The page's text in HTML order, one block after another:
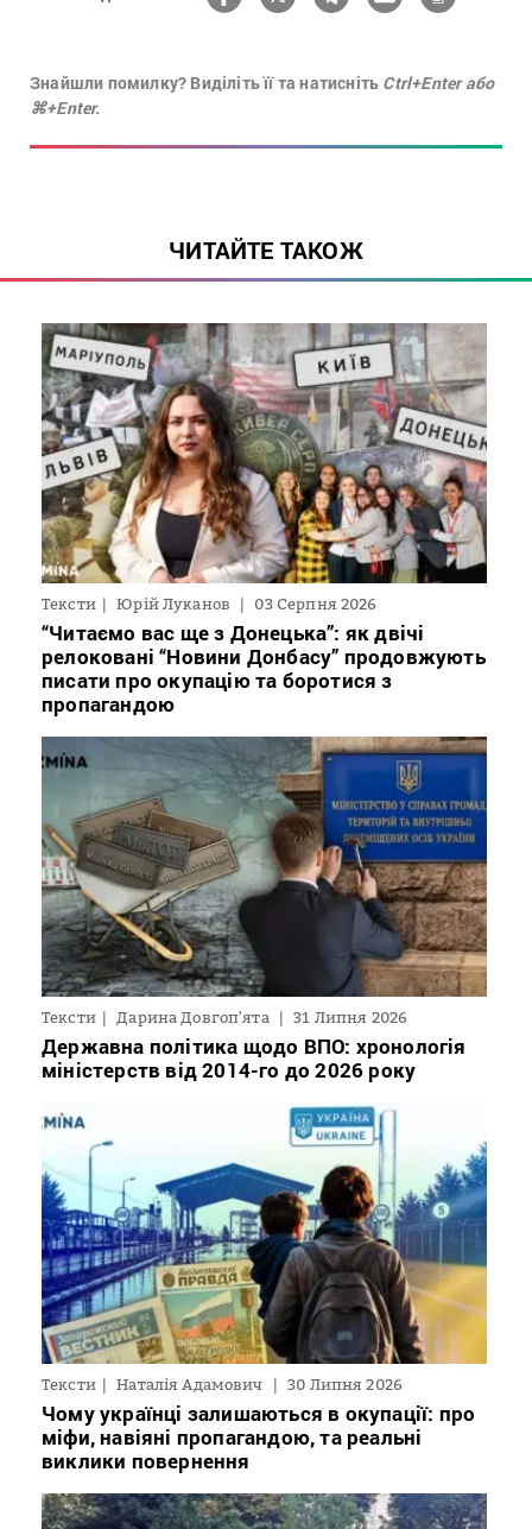
Знайшли помилку? Виділіть її та натисніть Ctrl+Enter або
⌘+Enter.
ЧИТАЙТЕ ТАКОЖ
Тексти Юрій Луканов 03 Серпня 2026
“Читаємо вас ще з Донецька”: як двічі
релоковані “Новини Донбасу” продовжують
писати про окупацію та боротися з
пропагандою
Тексти Дарина Довгоп'ята 31 Липня 2026
Державна політика щодо ВПО: хронологія
міністерств від 2014-го до 2026 року
Тексти Наталія Адамович 30 Липня 2026
Чому українці залишаються в окупації: про
міфи, навіяні пропагандою, та реальні
виклики повернення